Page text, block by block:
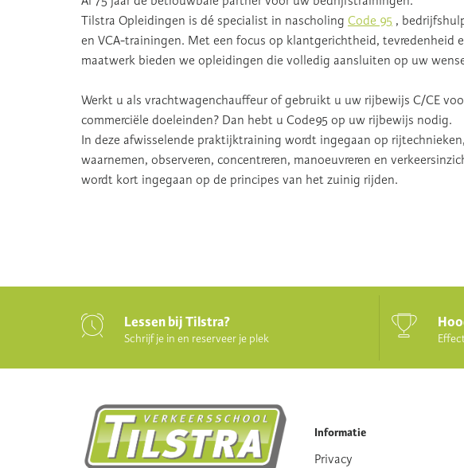
Tilstra Opleidingen is dé specialist in nascholing Code 95 ,
en VCA-trainingen. Met een focus op klantgerichtheid, tevredenheid
maatwerk bieden we opleidingen die volledig aansluiten op uw
Werkt u als vrachtwagenchauffeur of gebruikt u uw rijbewijs C/CE
commerciële doeleinden? Dan hebt u Code95 op uw rijbewijs nodig.
In deze afwisselende praktijktraining wordt ingegaan op rijtechnieken,
waarnemen, observeren, concentreren, manoeuvreren en
wordt kort ingegaan op de principes van het zuinig rijden.
Lessen bij Tilstra?
Schrijf je in en reserveer je plek
Informatie
Privacy